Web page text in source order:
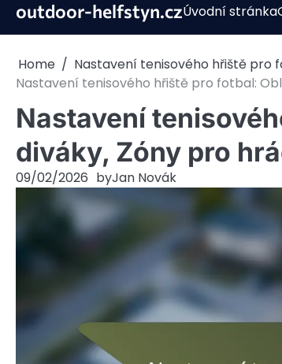
Skipoutdoor-helfstyn.czÚvodní stránka
Home
Nastavení tenisového hřiště pro
Nastavení tenisového hřiště pro fotbal:
Nastavení
diváky, Zóny pro
09/02/2026 byJan Novák